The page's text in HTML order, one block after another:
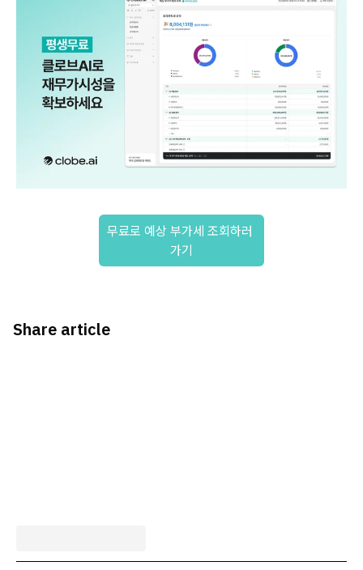
무료로 예상 부가세 조회하러
가기
Share article